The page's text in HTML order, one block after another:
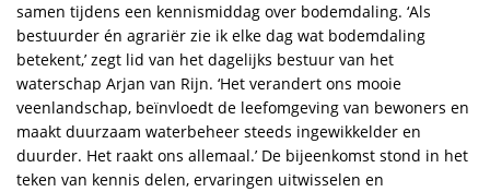
samen tijdens een kennismiddag over bodemdaling. ‘Als
bestuurder én agrariër zie ik elke dag wat bodemdaling
betekent,’ zegt lid van het dagelijks bestuur van het
waterschap Arjan van Rijn. ‘Het verandert ons mooie
veenlandschap, beïnvloedt de leefomgeving van bewoners en
maakt duurzaam waterbeheer steeds ingewikkelder en
duurder. Het raakt ons allemaal.’ De bijeenkomst stond in het
teken van kennis delen, ervaringen uitwisselen en